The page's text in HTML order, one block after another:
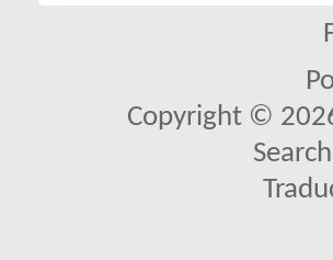
Copyright ©